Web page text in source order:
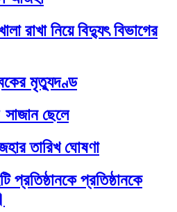
রাখা নিয়ে বিদ্যুৎ বিভাগের
মৃত্যুদণ্ড
ছেলে
তারিখ ঘোষণা
প্রতিষ্ঠানকে